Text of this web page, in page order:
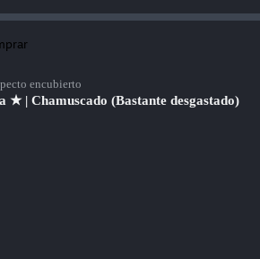
encubierto
★ | Chamuscado (Bastante desgastado)